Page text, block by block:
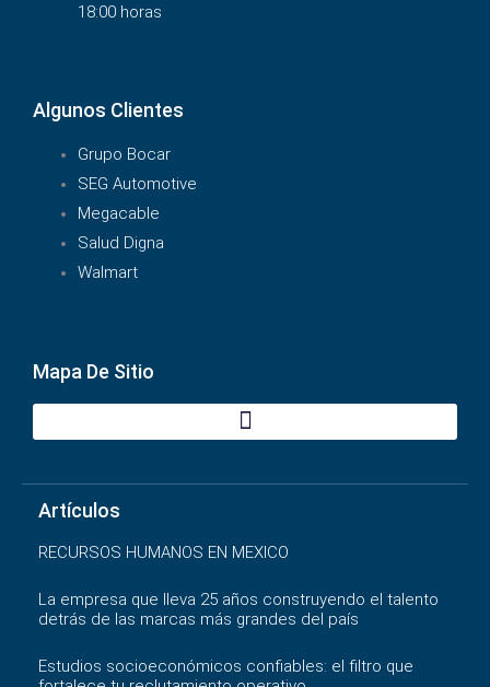
18:00 horas
Algunos Clientes
Grupo Bocar
SEG Automotive
Megacable
Salud Digna
Walmart
Mapa De Sitio
Artículos
RECURSOS HUMANOS EN MEXICO
La empresa que lleva 25 años construyendo el talento
detrás de las marcas más grandes del país
Estudios socioeconómicos confiables: el filtro que